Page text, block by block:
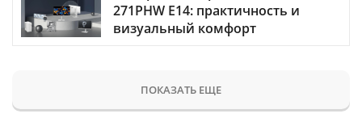
271PHW E14: практичность и
визуальный комфорт
ПОКАЗАТЬ ЕЩЕ